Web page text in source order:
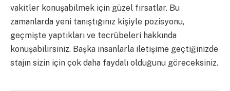
vakitler konuşabilmek için güzel fırsatlar. Bu
zamanlarda yeni tanıştığınız kişiyle pozisyonu,
geçmişte yaptıkları ve tecrübeleri hakkında
konuşabilirsiniz. Başka insanlarla iletişime geçtiğinizde
stajın sizin için çok daha faydalı olduğunu göreceksiniz.